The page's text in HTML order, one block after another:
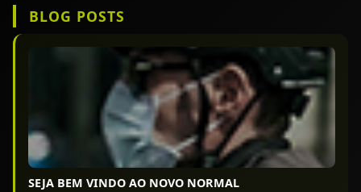
BLOG POSTS
SEJA BEM VINDO AO NOVO NORMAL